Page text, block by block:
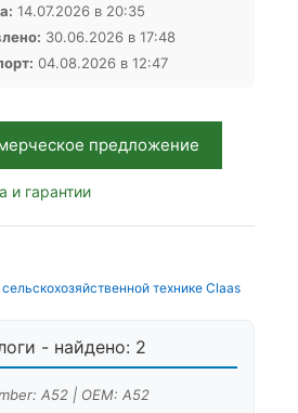
14.07.2026 в 20:35
30.06.2026 в 17:48
04.08.2026 в 12:47
предложение
и гарантии
технике Claas
- найдено: 2
А52 | OEM: А52